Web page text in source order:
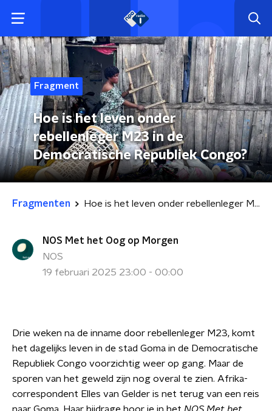
Fragment
Hoe is het leven onder
rebellenleger M23 in de
Democratische Republiek Congo?
Fragmenten Hoe is het leven onder rebellenleger M23 in de Democratische Republiek Congo?
NOS Met het Oog op Morgen
NOS
19 februari 2025 23:00 - 00:00
Drie weken na de inname door rebellenleger M23, komt
het dagelijks leven in de stad Goma in de Democratische
Republiek Congo voorzichtig weer op gang. Maar de
sporen van het geweld zijn nog overal te zien. Afrika-
correspondent Elles van Gelder is net terug van een reis